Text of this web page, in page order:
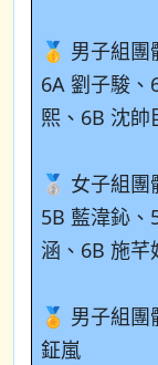
🥇 男子組團
6A 劉子駿、
熙、6B 沈帥
🥈 女子組團
5B 藍湋鈊、
涵、6B 施芊
🏅 男子組團
鉦嵐